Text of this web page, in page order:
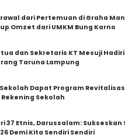
dari Pertemuan di Graha
Omzet dari UMKM Bung Karno
dan Sekretaris KT Mesuji
Taruna Lampung
Sekolah Dapat Program
Rekening Sekolah
37 Etnis, Darussalam: Sukseskan
Demi Kita Sendiri Sendiri